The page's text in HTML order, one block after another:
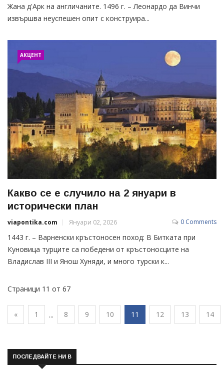
Жана д'Арк на англичаните. 1496 г. – Леонардо да Винчи
извършва неуспешен опит с конструира...
АКЦЕНТ
Какво се е случило на 2 януари в
исторически план
viapontika.com Януари 02, 2026 0 Comments
1443 г. – Варненски кръстоносен поход: В Битката при
Куновица турците са победени от кръстоносците на
Владислав III и Янош Хуняди, и много турски к...
Страници 11 от 67
« 1 ... 8 9 10 11 12 13 14
ПОСЛЕДВАЙТЕ НИ В